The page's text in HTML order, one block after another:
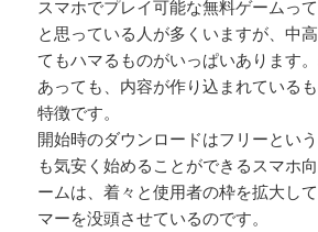
スマホでプレイ可能な無料ゲームっ
と思っている人が多くいますが、中
てもハマるものがいっぱいあります
あっても、内容が作り込まれている
特徴です。
開始時のダウンロードはフリーとい
も気安く始めることができるスマホ
ームは、着々と使用者の枠を拡大し
マーを没頭させているのです。